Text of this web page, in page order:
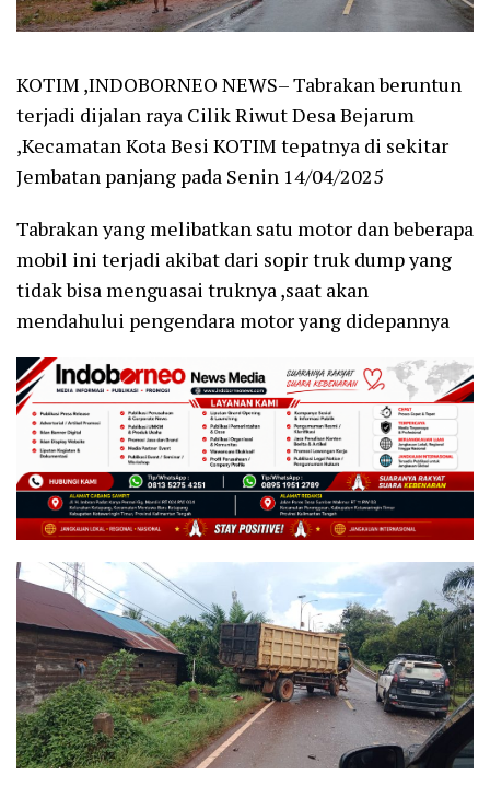
KOTIM ,INDOBORNEO NEWS– Tabrakan beruntun
terjadi dijalan raya Cilik Riwut Desa Bejarum
,Kecamatan Kota Besi KOTIM tepatnya di sekitar
Jembatan panjang pada Senin 14/04/2025
Tabrakan yang melibatkan satu motor dan beberapa
mobil ini terjadi akibat dari sopir truk dump yang
tidak bisa menguasai truknya ,saat akan
mendahului pengendara motor yang didepannya